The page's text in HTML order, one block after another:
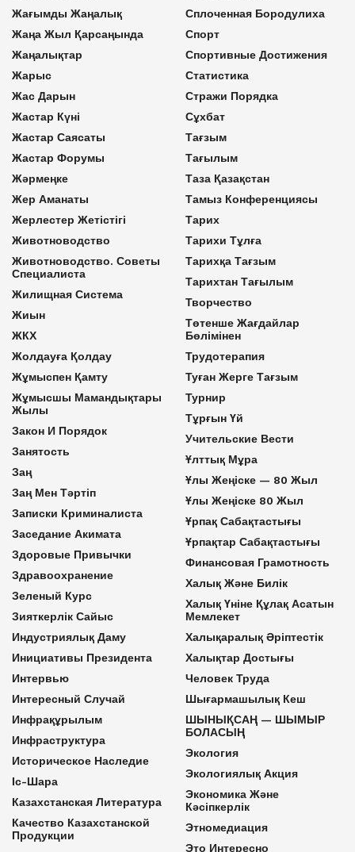
Жағымды Жаңалық
Жаңа Жыл Қарсаңында
Жаңалықтар
Жарыс
Жас Дарын
Жастар Күні
Жастар Саясаты
Жастар Форумы
Жәрмеңке
Жер Аманаты
Жерлестер Жетістігі
Животноводство
Животноводство. Советы
Специалиста
Жилищная Система
Жиын
ЖКХ
Жолдауға Қолдау
Жұмыспен Қамту
Жұмысшы Мамандықтары
Жылы
Закон И Порядок
Занятость
Заң
Заң Мен Тәртіп
Записки Криминалиста
Заседание Акимата
Здоровые Привычки
Здравоохранение
Зеленый Курс
Зияткерлік Сайыс
Индустриялық Даму
Инициативы Президента
Интервью
Интересный Случай
Инфрақұрылым
Инфраструктура
Историческое Наследие
Іс-Шара
Казахстанская Литература
Качество Казахстанской
Продукции
Сплоченная Бородулиха
Спорт
Спортивные Достижения
Статистика
Стражи Порядка
Сұхбат
Тағзым
Тағылым
Таза Қазақстан
Тамыз Конференциясы
Тарих
Тарихи Тұлға
Тарихқа Тағзым
Тарихтан Тағылым
Творчество
Төтенше Жағдайлар
Бөлімінен
Трудотерапия
Туған Жерге Тағзым
Турнир
Тұрғын Үй
Учительские Вести
Ұлттық Мұра
Ұлы Жеңіске — 80 Жыл
Ұлы Жеңіске 80 Жыл
Ұрпақ Сабақтастығы
Ұрпақтар Сабақтастығы
Финансовая Грамотность
Халық Және Билік
Халық Үніне Құлақ Асатын
Мемлекет
Халықаралық Әріптестік
Халықтар Достығы
Человек Труда
Шығармашылық Кеш
ШЫНЫҚСАҢ — ШЫМЫР
БОЛАСЫҢ
Экология
Экологиялық Акция
Экономика Және
Кәсіпкерлік
Этномедиация
Это Интересно